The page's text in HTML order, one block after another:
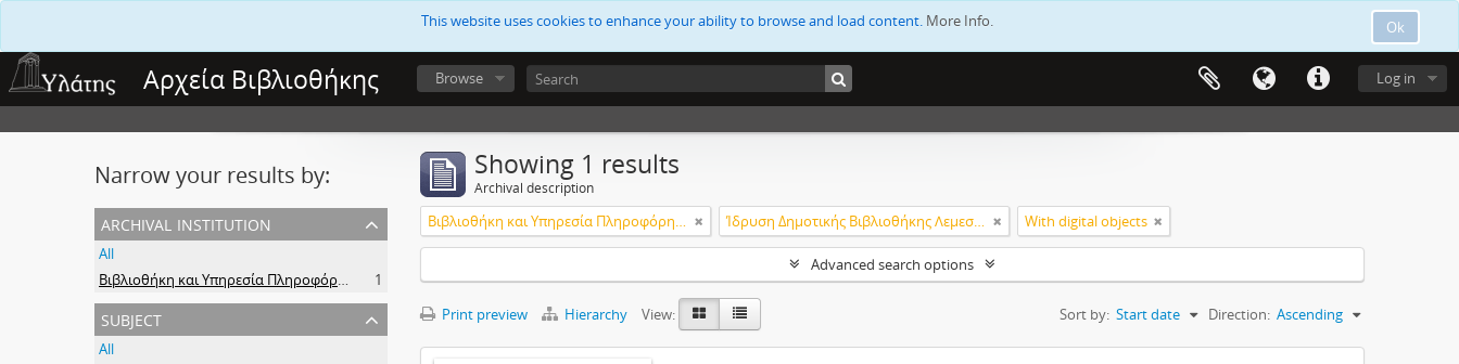
Ok
This website uses cookies to enhance your ability to browse and load content. More Info.
Αρχεία Βιβλιοθήκης Log in
Browse
Narrow your results by:
archival institution
All
Βιβλιοθήκη και Υπηρεσία Πληροφόρησης Τεχνολογικού Πανεπιστημίου Κύπρου
1
subject
All
Showing 1 results
Archival description
Βιβλιοθήκη και Υπηρεσία Πληροφόρησης Τεχνολογικού Πανεπιστημίου Κύπρου Ίδρυση Δημοτικής Βιβλιοθήκης Λεμεσού With digital objects
Advanced search options
Print preview Hierarchy View: Sort by: Start date Direction: Ascending